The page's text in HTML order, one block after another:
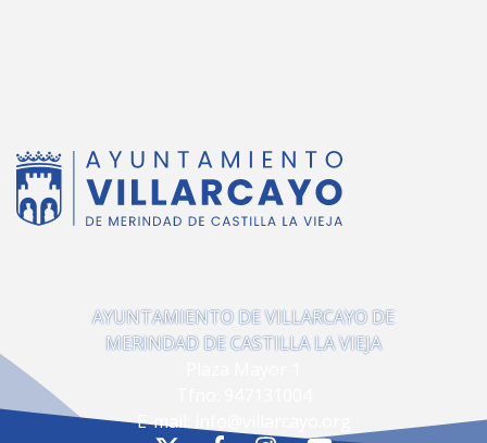
AYUNTAMIENTO DE VILLARCAYO DE
MERINDAD DE CASTILLA LA VIEJA
E-mail: